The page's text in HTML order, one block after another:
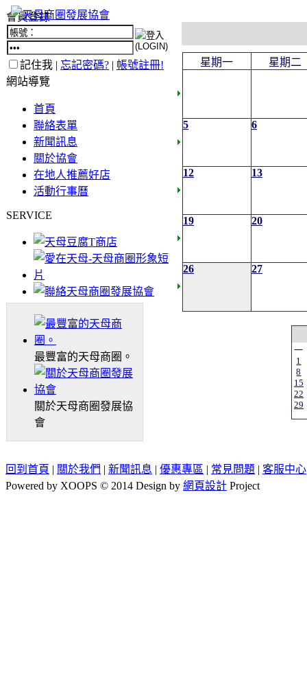
會員登錄
記住我 | 忘記密碼? | 帳號註冊!
網站導覽
首頁
聯絡表單
新聞訊息
關於協會
在地人推薦好店
活動行事曆
SERVICE
最豐富的天母商圈。
關於天母商圈發展協
會
星期一 星期二
5 6
12 13
19 20
26 27
一
1
8
15
22
29
回到首頁 | 關於我們 | 新聞訊息 | 優惠專區 | 常見問題 | 客服中心
Powered by XOOPS © 2014 Design by 網頁設計 Project